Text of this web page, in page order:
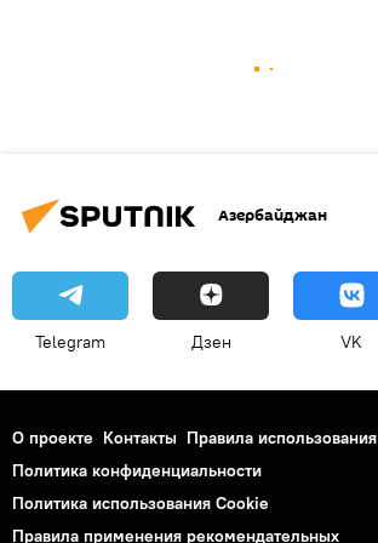
Азербайджан
Telegram Дзен VK
О проекте Контакты Правила использования
Политика конфиденциальности
Политика использования Cookie
Правила применения рекомендательных